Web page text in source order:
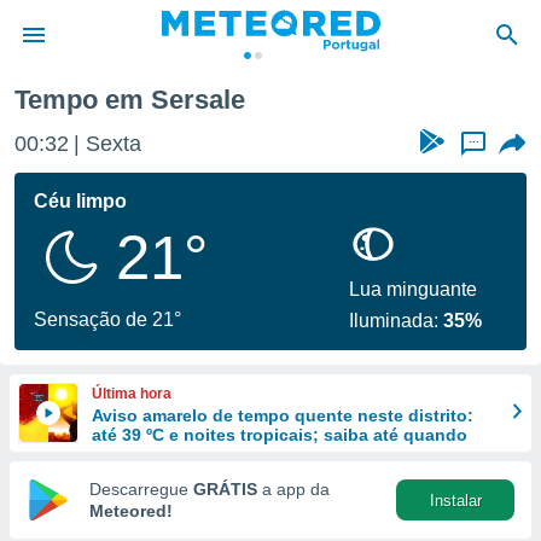
da
foi
fornecidas
a este
das
e
forma
digital
Tempo em Sersale
00:32 Sexta ...
Céu limpo
21°
Sensação de 21°
Lua minguante
Iluminada:35%
Última hora
Aviso amarelo de tempo quente neste distrito:
até 39 ºC e noites tropicais; saiba até quando
Descarregue GRÁTIS a app da
Meteored!
Instalar